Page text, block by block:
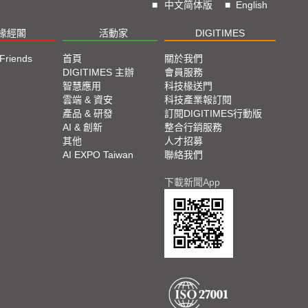
■ 中文简体版 ■ English
經閣 活動家 DIGITIMES
首頁
DIGITIMES 主辦
智慧應用
雲端 & 資安
產品 & 研發
AI & 創新
其他
AI EXPO Taiwan
關於我們
會員服務
科技椽送門
科技產業報訂閱
訂閱DIGITIMES行動版
整合行銷服務
人才招募
聯絡我們
下載新聞App